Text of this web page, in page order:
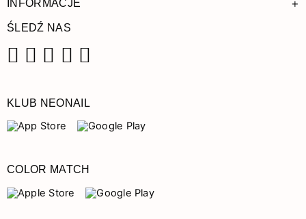
INFORMACJE
ŚLEDŹ NAS
KLUB NEONAIL
COLOR MATCH